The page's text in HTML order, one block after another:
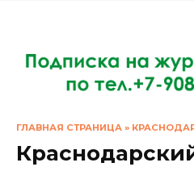
ГЛАВНАЯ СТРАНИЦА »